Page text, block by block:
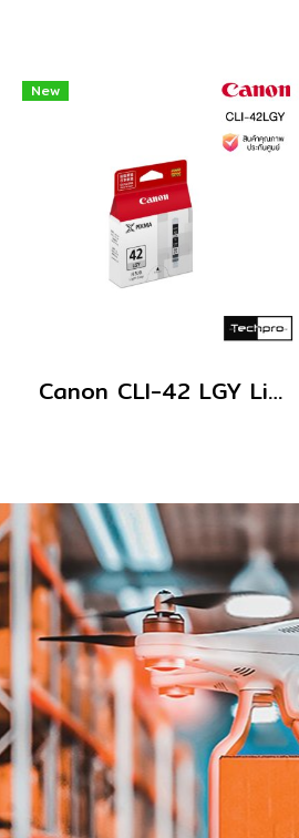
New
Canon CLI-42 LGY Light Grey ตลับหมึกอิงค์เจ็ท สีเทาอ่อน